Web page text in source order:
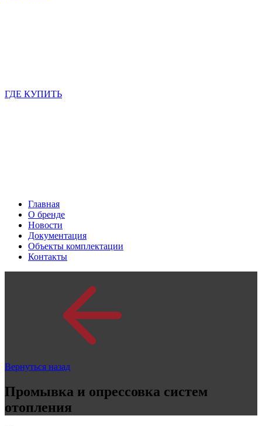
ГДЕ КУПИТЬ
Главная
О бренде
Новости
Документация
Объекты комплектации
Контакты
Вернуться назад
Промывка и опрессовка систем
отопления